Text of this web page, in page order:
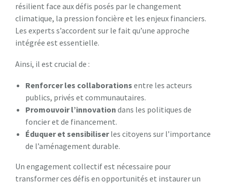
résilient face aux défis posés par le changement
climatique, la pression foncière et les enjeux financiers.
Les experts s’accordent sur le fait qu’une approche
intégrée est essentielle.
Ainsi, il est crucial de :
Renforcer les collaborations entre les acteurs
publics, privés et communautaires.
Promouvoir l’innovation dans les politiques de
foncier et de financement.
Éduquer et sensibiliserles citoyens sur l’importance
de l’aménagement durable.
Un engagement collectif est nécessaire pour
transformer ces défis en opportunités et instaurer un